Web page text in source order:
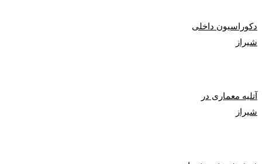
دکوراسیون داخلی
شیراز
آتلیه معماری در
شیراز